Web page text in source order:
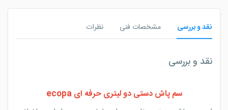
نقد و بررسی مشخصات فنی نظرات
نقد و بررسی
سم پاش دستی دو لیتری حرفه ای ecopa